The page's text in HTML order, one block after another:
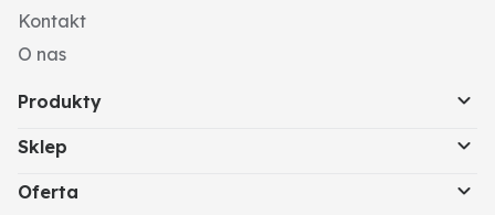
Ø D (mm): 12
Nr ISO: 8765
Kontakt
O nas
Produkty
Sklep
Oferta